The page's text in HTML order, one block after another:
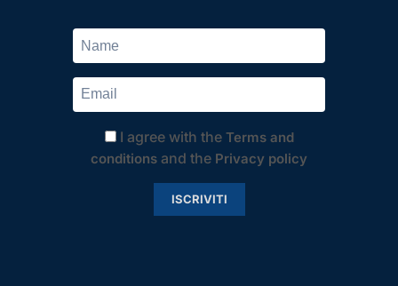
I agree with the Terms and
conditions and the Privacy policy
ISCRIVITI